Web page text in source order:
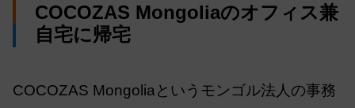
COCOZAS Mongoliaのオフィス兼
自宅に帰宅
COCOZAS Mongoliaというモンゴル法人の事務